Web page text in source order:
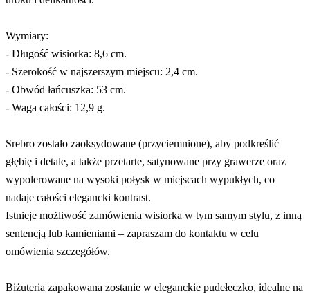
Wymiary:
- Długość wisiorka: 8,6 cm.
- Szerokość w najszerszym miejscu: 2,4 cm.
- Obwód łańcuszka: 53 cm.
- Waga całości: 12,9 g.
Srebro zostało zaoksydowane (przyciemnione), aby podkreślić
głębię i detale, a także przetarte, satynowane przy grawerze oraz
wypolerowane na wysoki połysk w miejscach wypukłych, co
nadaje całości elegancki kontrast.
Istnieje możliwość zamówienia wisiorka w tym samym stylu, z inną
sentencją lub kamieniami – zapraszam do kontaktu w celu
omówienia szczegółów.
Biżuteria zapakowana zostanie w eleganckie pudełeczko, idealne na